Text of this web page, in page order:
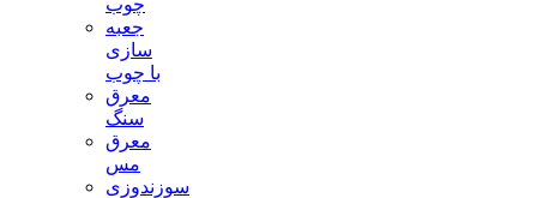
چوب
جعبه
سازی
با چوب
معرق
سنگ
معرق
مس
سوزندوزی